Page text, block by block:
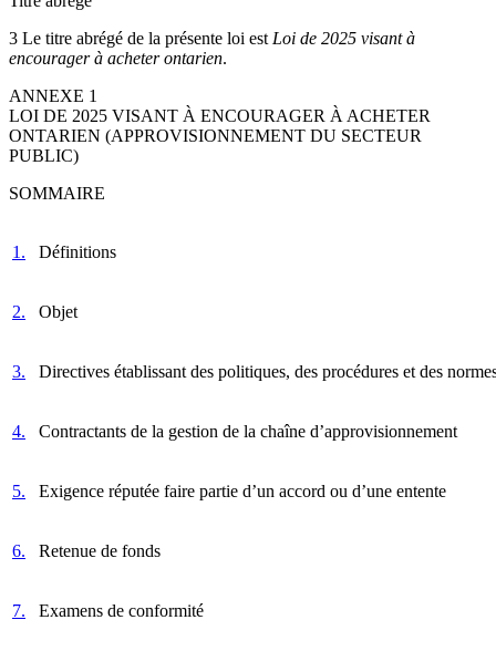
3 Le titre abrégé de la présente loi est Loi de 2025 visant à
encourager à acheter ontarien.
ANNEXE 1
LOI DE 2025 VISANT À ENCOURAGER À ACHETER
ONTARIEN (APPROVISIONNEMENT DU SECTEUR
PUBLIC)
SOMMAIRE
1. Définitions
2. Objet
3. Directives établissant des politiques, des procédures et des
4. Contractants de la gestion de la chaîne d’approvisionnement
5. Exigence réputée faire partie d’un accord ou d’une entente
6. Retenue de fonds
7. Examens de conformité